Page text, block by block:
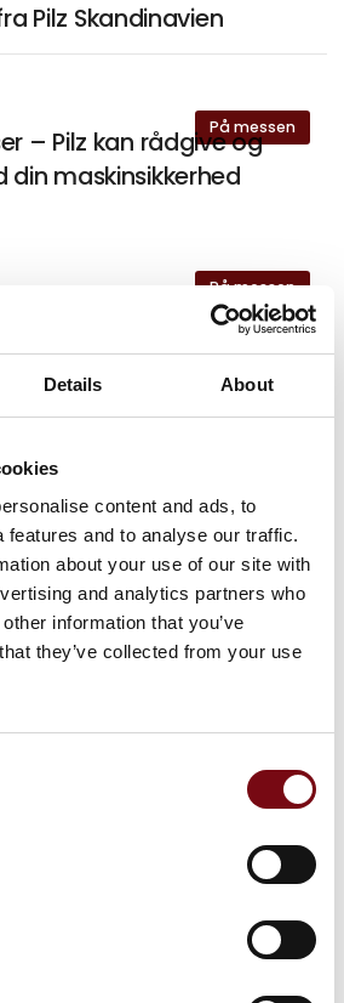
Details About
content and ads, to
features and to analyse our traffic.
about your use of our site with
and analytics partners who
information that you’ve
they’ve collected from your use
Pilz Skandinavien
På messen
– Pilz kan rådgive og
maskinsikkerhed
På messen
pc
På messen